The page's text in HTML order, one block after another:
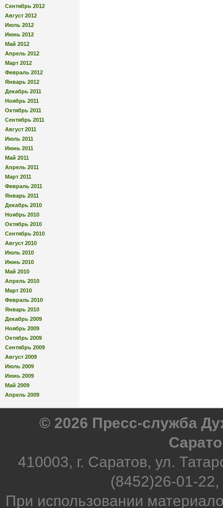
Сентябрь 2012
Август 2012
Июль 2012
Июнь 2012
Май 2012
Апрель 2012
Март 2012
Февраль 2012
Январь 2012
Декабрь 2011
Ноябрь 2011
Октябрь 2011
Сентябрь 2011
Август 2011
Июль 2011
Июнь 2011
Май 2011
Апрель 2011
Март 2011
Февраль 2011
Январь 2011
Декабрь 2010
Ноябрь 2010
Октябрь 2010
Сентябрь 2010
Август 2010
Июль 2010
Июнь 2010
Май 2010
Апрель 2010
Март 2010
Февраль 2010
Январь 2010
Декабрь 2009
Ноябрь 2009
Октябрь 2009
Сентябрь 2009
Август 2009
Июль 2009
Июнь 2009
Май 2009
Апрель 2009
© 2026 Пресс-служба
410003, г. Саратов, ул.
(8452)26-01-
При использовании